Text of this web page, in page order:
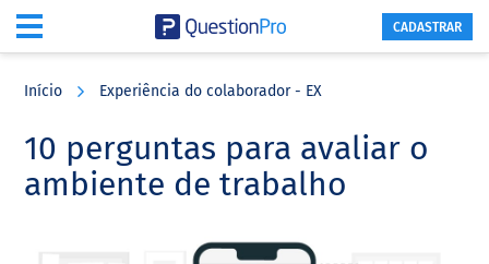
content
sidebar
CADASTRAR
Início Experiência do colaborador - EX
10 perguntas para avaliar o
ambiente de trabalho